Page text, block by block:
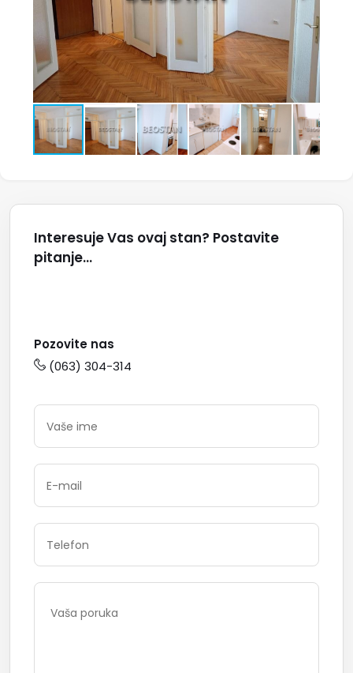
Interesuje Vas ovaj stan? Postavite
pitanje...
Pozovite nas
(063) 304-314